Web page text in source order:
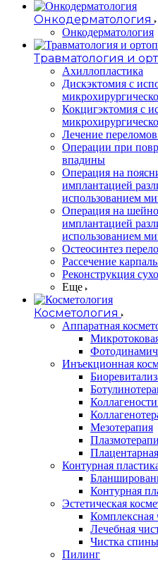
Онкодерматология
Онкодерматология
Травматология и
Ахиллопластика
Дискэктомия с
Кокцигэктомия с
Лечение переломов
Операции при
впадины
Операция на
имплантацией
использованием
Операция на
имплантацией
использованием
Остеосинтез
Рассечение
Реконструкция
Еще
Косметология
Аппаратная
Инъекционная
Мезотерапия
Контурная
Контурная
Эстетическая
Комплексная
Лечебная
Чистка спины
Пилинг